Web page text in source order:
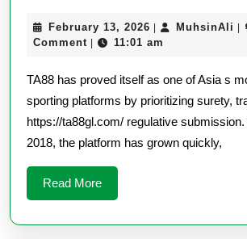
February 13, 2026 February
13,
| MuhsinAli |
Comment | 11:01 am
TA88 has proved itself as one of Asia s
sporting platforms by prioritizing surety,
https://ta88gl.com/ regulative
2018, the platform has grown quickly,
Read MoreRead
More